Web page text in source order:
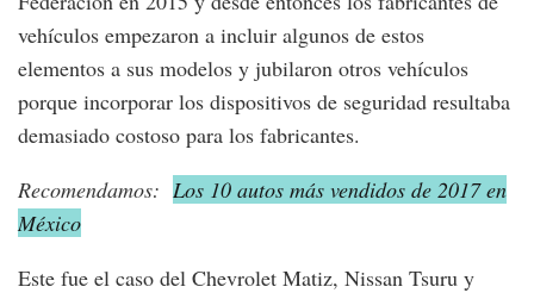
vehículos empezaron a incluir algunos de estos
elementos a sus modelos y jubilaron otros vehículos
porque incorporar los dispositivos de seguridad resultaba
demasiado costoso para los fabricantes.
Recomendamos: Los 10 autos más vendidos de 2017 en
México
Este fue el caso del Chevrolet Matiz, Nissan Tsuru y